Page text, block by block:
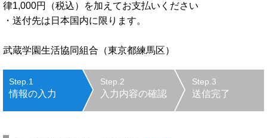
律1,000円（税込）を加えてお支払いください
・送付先は日本国内に限ります。
武蔵学園生活協同組合（東京都練馬区）
Step.1
情報の入力
Step.2
入力内容の確認
Step.3
送信完了